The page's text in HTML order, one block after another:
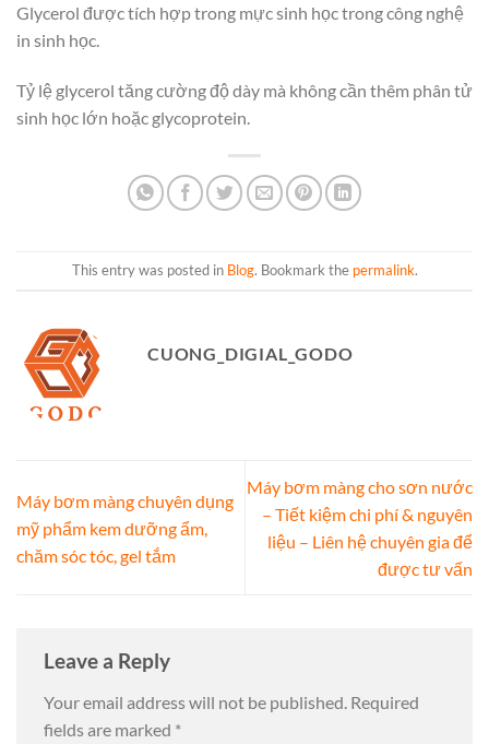
Glycerol được tích hợp trong mực sinh học trong công nghệ
in sinh học.
Tỷ lệ glycerol tăng cường độ dày mà không cần thêm phân tử
sinh học lớn hoặc glycoprotein.
This entry was posted in Blog. Bookmark the permalink.
CUONG_DIGIAL_GODO
Máy bơm màng chuyên dụng
mỹ phẩm kem dưỡng ẩm,
chăm sóc tóc, gel tắm
Máy bơm màng cho sơn nước
– Tiết kiệm chi phí & nguyên
liệu – Liên hệ chuyên gia để
được tư vấn
Leave a Reply
Your email address will not be published. Required
fields are marked *